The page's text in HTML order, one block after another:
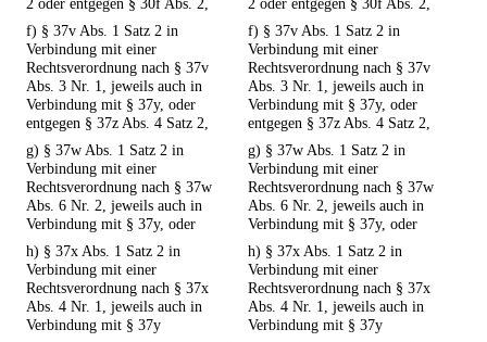
2 oder entgegen § 30f Abs. 2,
2 oder entgegen § 30f Abs. 2,
f) § 37v Abs. 1 Satz 2 in
Verbindung mit einer
Rechtsverordnung nach § 37v
Abs. 3 Nr. 1, jeweils auch in
Verbindung mit § 37y, oder
entgegen § 37z Abs. 4 Satz 2,
f) § 37v Abs. 1 Satz 2 in
Verbindung mit einer
Rechtsverordnung nach § 37v
Abs. 3 Nr. 1, jeweils auch in
Verbindung mit § 37y, oder
entgegen § 37z Abs. 4 Satz 2,
g) § 37w Abs. 1 Satz 2 in
Verbindung mit einer
Rechtsverordnung nach § 37w
Abs. 6 Nr. 2, jeweils auch in
Verbindung mit § 37y, oder
g) § 37w Abs. 1 Satz 2 in
Verbindung mit einer
Rechtsverordnung nach § 37w
Abs. 6 Nr. 2, jeweils auch in
Verbindung mit § 37y, oder
h) § 37x Abs. 1 Satz 2 in
Verbindung mit einer
Rechtsverordnung nach § 37x
Abs. 4 Nr. 1, jeweils auch in
Verbindung mit § 37y
h) § 37x Abs. 1 Satz 2 in
Verbindung mit einer
Rechtsverordnung nach § 37x
Abs. 4 Nr. 1, jeweils auch in
Verbindung mit § 37y